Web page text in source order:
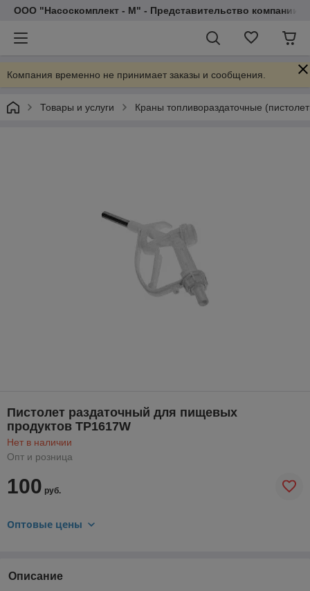
ООО "Насоскомплект - М" - Представительство компании
Компания временно не принимает заказы и сообщения.
Товары и услуги Краны топливораздаточные
Пистолет раздаточный для пищевых
продуктов TP1617W
Нет в наличии
Опт и розница
100 руб.
Оптовые цены
Описание